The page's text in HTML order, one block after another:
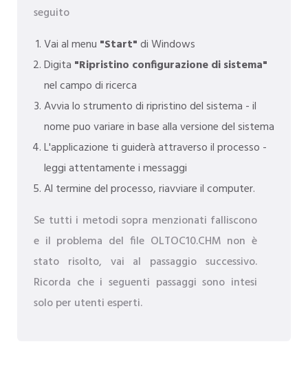
seguito
Vai al menu "Start"di Windows
Digita "Ripristino configurazione di sistema"
nel campo di ricerca
Avvia lo strumento di ripristino del sistema - il
nome puo variare in base alla versione del sistema
L'applicazione ti guiderà attraverso il processo -
leggi attentamente i messaggi
Al termine del processo, riavviare il computer.
Se tutti i metodi sopra menzionati falliscono
e il problema del file OLTOC10.CHM non è
stato risolto, vai al passaggio successivo.
Ricorda che i seguenti passaggi sono intesi
solo per utenti esperti.